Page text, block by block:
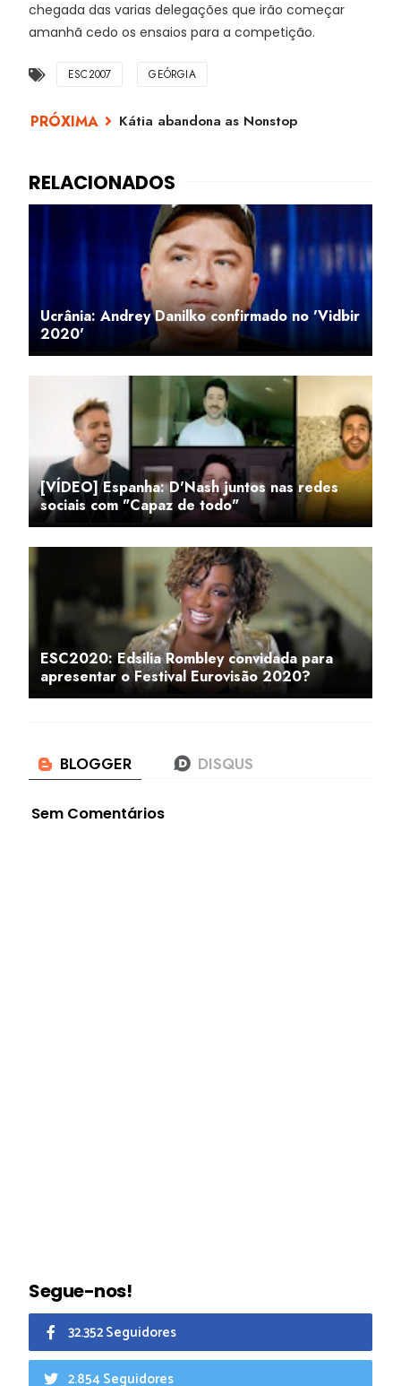
chegada das varias delegações que irão começar
amanhã cedo os ensaios para a competição.
ESC2007 GEÓRGIA
Kátia abandona as Nonstop
Ucrânia: Andrey Danilko confirmado no 'Vidbir
2020'
[VÍDEO] Espanha: D'Nash juntos nas redes
sociais com "Capaz de todo"
ESC2020: Edsilia Rombley convidada para
apresentar o Festival Eurovisão 2020?
Sem Comentários
Segue-nos!
32.352 Seguidores
2.854 Seguidores